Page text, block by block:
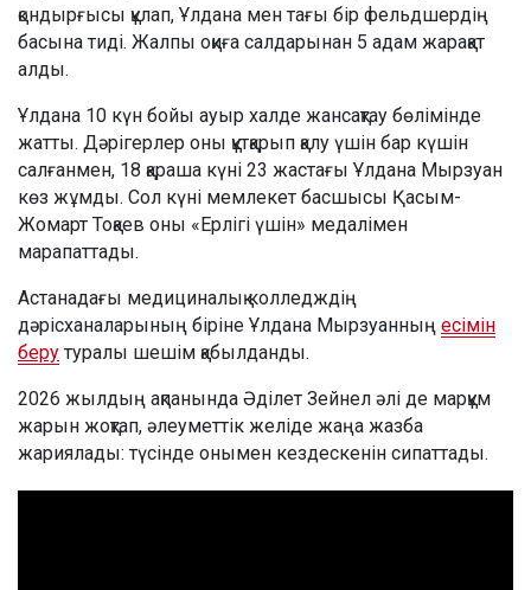
қондырғысы құлап, Ұлдана мен тағы бір фельдшердің
басына тиді. Жалпы оқиға салдарынан 5 адам жарақат
алды.
Ұлдана 10 күн бойы ауыр халде жансақтау бөлімінде
жатты. Дәрігерлер оны құтқарып қалу үшін бар күшін
салғанмен, 18 қараша күні 23 жастағы Ұлдана Мырзуан
көз жұмды. Сол күні мемлекет басшысы Қасым-
Жомарт Тоқаев оны «Ерлігі үшін» медалімен
марапаттады.
Астанадағы медициналық колледждің
дәрісханаларының біріне Ұлдана Мырзуанның есімін
беру туралы шешім қабылданды.
2026 жылдың ақпанында Әділет Зейнел әлі де марқұм
жарын жоқтап, әлеуметтік желіде жаңа жазба
жариялады: түсінде онымен кездескенін сипаттады.